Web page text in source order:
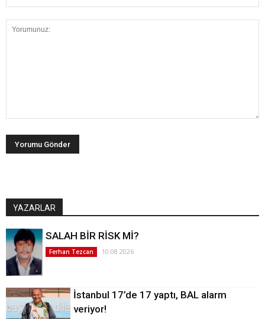
YAZARLAR
SALAH BİR RİSK Mİ?
Ferhan Tezcan 10.08.2026
İstanbul 17’de 17 yaptı, BAL alarm
veriyor!